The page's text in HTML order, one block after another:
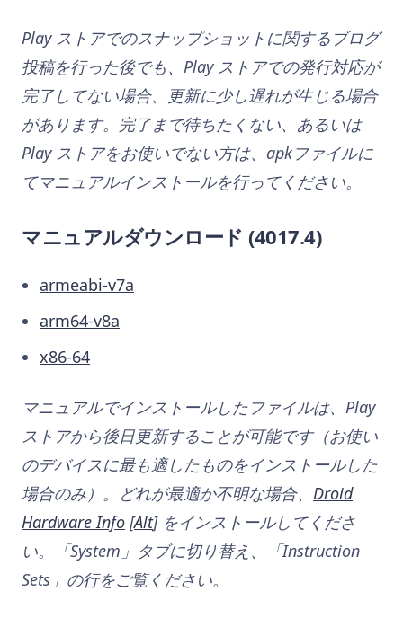
Play ストアでのスナップショットに関するブログ
投稿を行った後でも、Play ストアでの発行対応が
完了してない場合、更新に少し遅れが生じる場合
があります。完了まで待ちたくない、あるいは
Play ストアをお使いでない方は、apkファイルに
てマニュアルインストールを行ってください。
マニュアルダウンロード (4017.4)
armeabi-v7a
arm64-v8a
x86-64
マニュアルでインストールしたファイルは、Play
ストアから後日更新することが可能です（お使い
のデバイスに最も適したものをインストールした
場合のみ）。どれが最適か不明な場合、 Droid
Hardware Info [Alt] をインストールしてくださ
い。「System」タブに切り替え、「Instruction
Sets」の行をご覧ください。